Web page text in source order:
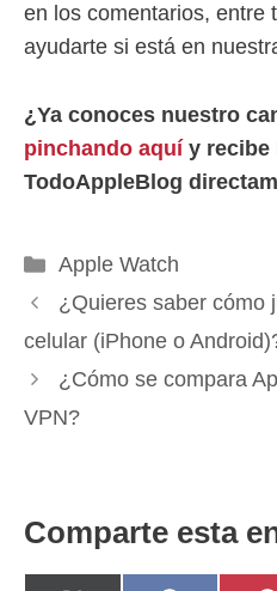
en los comentarios, entre
ayudarte si está en
¿Ya conoces nuestro
pinchando aquíy recibe
TodoAppleBlog
Categorías
Apple Watch
¿Quieres saber cómo
celular (iPhone o
¿Cómo se compara
VPN?
Comparte esta